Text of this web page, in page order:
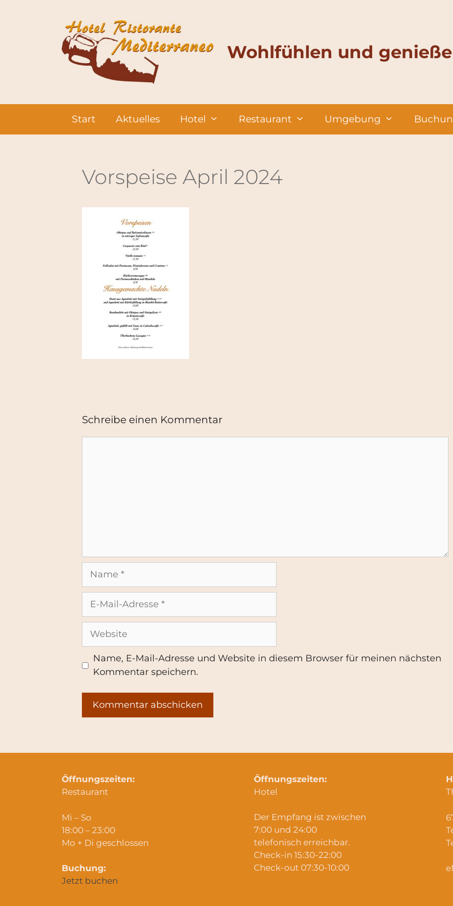
Wohlfühlen und
Start Aktuelles Hotel Restaurant Umgebung
Vorspeise April 2024
Schreibe einen Kommentar
Name
Adresse
Website
Name, E-Mail-Adresse und Website in diesem Browser für meinen nächsten
Kommentar speichern.
Öffnungszeiten:
Restaurant
Mi – So
18:00 – 23:00
Mo + Di geschlossen
Buchung:
Jetzt buchen
Öffnungszeiten:
Hotel
Der Empfang ist zwischen
7:00 und 24:00
telefonisch erreichbar.
Check-in 15:30-22:00
Check-out 07:30-10:00